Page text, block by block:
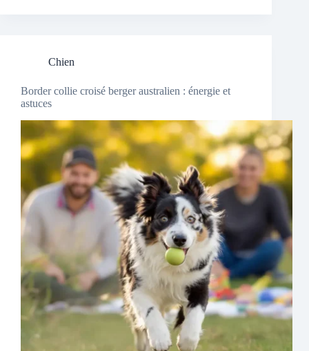
Chien
Border collie croisé berger australien : énergie et
astuces